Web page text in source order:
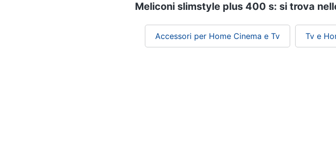
Meliconi slimstyle plus 400 s: si trova
Accessori per Home Cinema e Tv Tv e